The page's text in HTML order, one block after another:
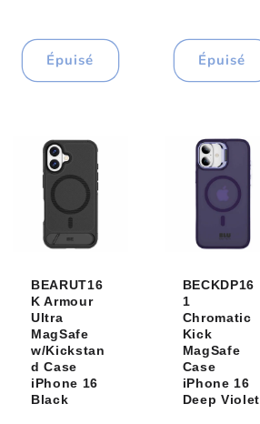
Épuisé Épuisé
BEARUT16
K Armour
Ultra
MagSafe
w/Kickstan
d Case
iPhone 16
Black
BECKDP16
1
Chromatic
Kick
MagSafe
Case
iPhone 16
Deep Violet